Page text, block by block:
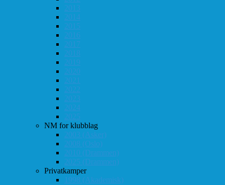
2013
2014
2015
2016
2017
2018
2019
2020
2021
2022
2023
2024
2025
NM for klubblag
2003 (Asker)
2008 (Oslo)
2010 (Drammen)
2025 (Drammen)
Privatkamper
1998 (Akademisk)